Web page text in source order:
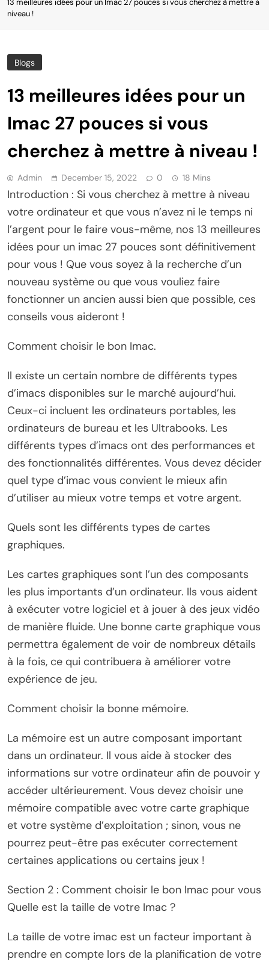
13 meilleures idées pour un Imac 27 pouces si vous cherchez à mettre à
niveau !
Blogs
13 meilleures idées pour un
Imac 27 pouces si vous
cherchez à mettre à niveau !
Admin December 15, 2022 0 18 Mins
Introduction : Si vous cherchez à mettre à niveau
votre ordinateur et que vous n’avez ni le temps ni
l’argent pour le faire vous-même, nos 13 meilleures
idées pour un imac 27 pouces sont définitivement
pour vous ! Que vous soyez à la recherche d’un
nouveau système ou que vous vouliez faire
fonctionner un ancien aussi bien que possible, ces
conseils vous aideront !
Comment choisir le bon Imac.
Il existe un certain nombre de différents types
d’imacs disponibles sur le marché aujourd’hui.
Ceux-ci incluent les ordinateurs portables, les
ordinateurs de bureau et les Ultrabooks. Les
différents types d’imacs ont des performances et
des fonctionnalités différentes. Vous devez décider
quel type d’imac vous convient le mieux afin
d’utiliser au mieux votre temps et votre argent.
Quels sont les différents types de cartes
graphiques.
Les cartes graphiques sont l’un des composants
les plus importants d’un ordinateur. Ils vous aident
à exécuter votre logiciel et à jouer à des jeux vidéo
de manière fluide. Une bonne carte graphique vous
permettra également de voir de nombreux détails
à la fois, ce qui contribuera à améliorer votre
expérience de jeu.
Comment choisir la bonne mémoire.
La mémoire est un autre composant important
dans un ordinateur. Il vous aide à stocker des
informations sur votre ordinateur afin de pouvoir y
accéder ultérieurement. Vous devez choisir une
mémoire compatible avec votre carte graphique
et votre système d’exploitation ; sinon, vous ne
pourrez peut-être pas exécuter correctement
certaines applications ou certains jeux !
Section 2 : Comment choisir le bon Imac pour vous
Quelle est la taille de votre Imac ?
La taille de votre imac est un facteur important à
prendre en compte lors de la planification de votre